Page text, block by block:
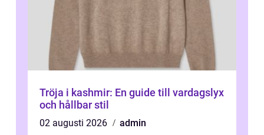
Tröja i kashmir: En guide till vardagslyx
och hållbar stil
02 augusti 2026
admin